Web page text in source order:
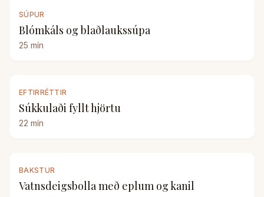
SÚPUR
Blómkáls og blaðlaukssúpa
25 mín
EFTIRRÉTTIR
Súkkulaði fyllt hjörtu
22 mín
BAKSTUR
Vatnsdeigsbolla með eplum og kanil